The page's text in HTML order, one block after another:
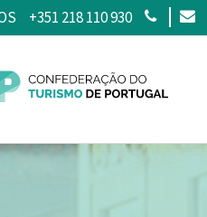
+351 218 110 930